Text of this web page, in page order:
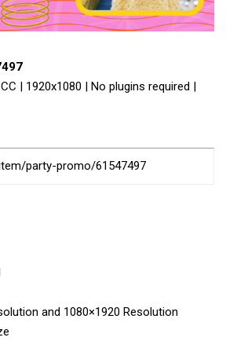
| 1920x1080 | No plugins required |
party-promo/61547497
and 1080×1920 Resolution